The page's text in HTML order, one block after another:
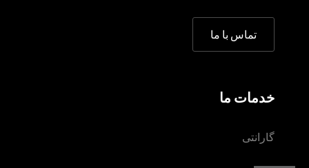
تماس با ما
خدمات ما
گارانتی